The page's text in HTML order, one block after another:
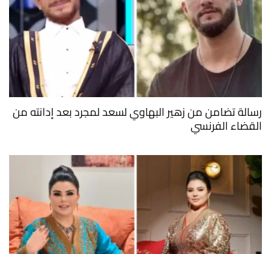
رسالة تضامن من زهير البهاوي لسعد لمجرد بعد إدانته من
القضاء الفرنسي